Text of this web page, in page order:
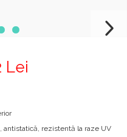
Lei
antistatică, rezistentă la raze UV